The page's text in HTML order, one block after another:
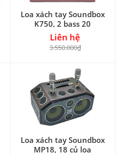
Loa xách tay Soundbox
K750, 2 bass 20
Liên hệ
3.550.000₫
Loa xách tay Soundbox
MP18, 18 củ loa